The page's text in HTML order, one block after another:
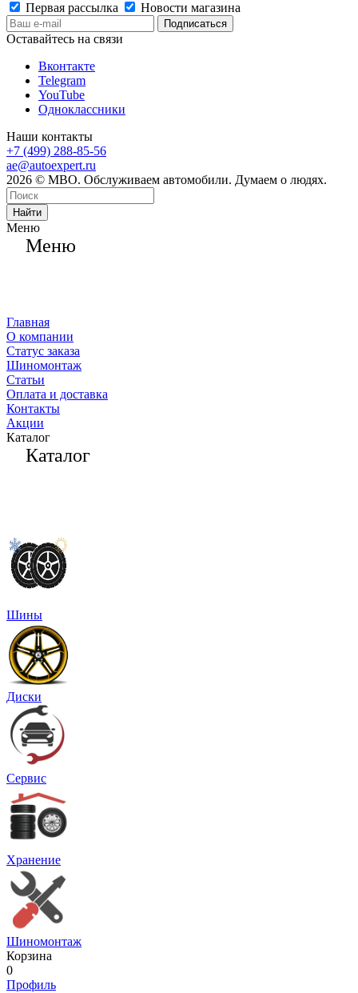
Первая рассылка
Новости магазина
Оставайтесь на связи
Вконтакте
Telegram
YouTube
Одноклассники
Наши контакты
+7 (499) 288-85-56
ae@autoexpert.ru
2026 © МВО. Обслуживаем автомобили. Думаем о людях.
Найти
Меню
Меню
Главная
О компании
Статус заказа
Шиномонтаж
Статьи
Оплата и доставка
Контакты
Акции
Каталог
Каталог
Шины
Диски
Сервис
Хранение
Шиномонтаж
Корзина
0
Профиль